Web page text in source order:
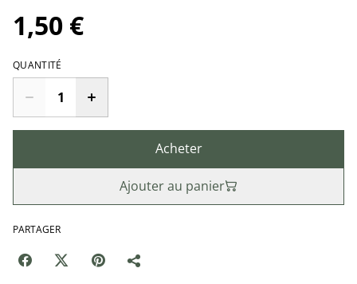
1,50 €
QUANTITÉ
Acheter
Ajouter au panier
PARTAGER